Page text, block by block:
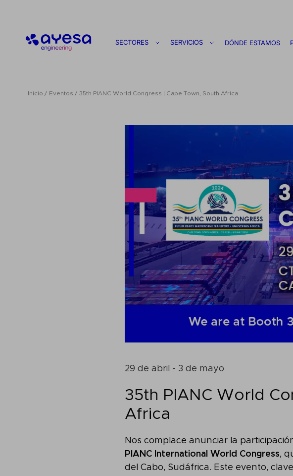
Ayesa
SECTORES SERVICIOS DÓNDE ESTAMOS
Inicio Eventos 35th PIANC World Congress | Cape Town, South Africa
29 de abril - 3 de mayo
35th PIANC World
Africa
Nos complace anunciar la
PIANC International World Congress,
del Cabo, Sudáfrica. Este evento,